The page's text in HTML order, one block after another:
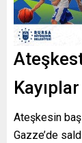
sağlık
olduğunu
Kayıplar
Ateşkesin
Gazze’de